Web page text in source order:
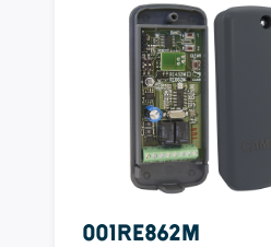
001RE862M